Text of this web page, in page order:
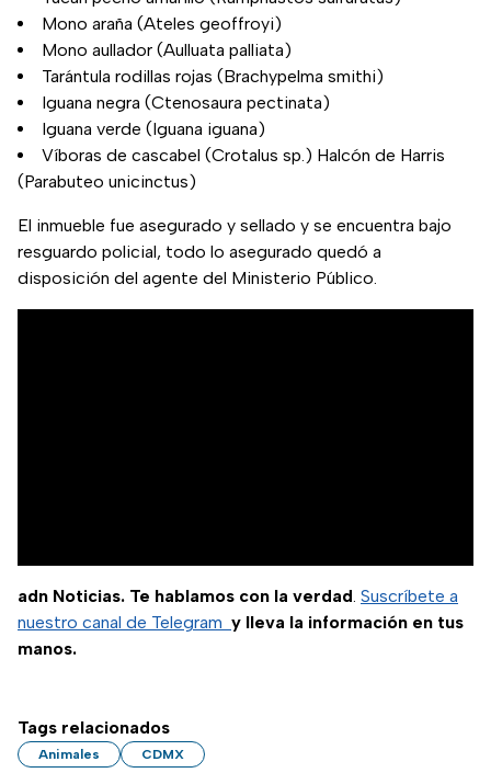
Mono araña (Ateles geoffroyi)
Mono aullador (Aulluata palliata)
Tarántula rodillas rojas (Brachypelma smithi)
Iguana negra (Ctenosaura pectinata)
Iguana verde (Iguana iguana)
Víboras de cascabel (Crotalus sp.) Halcón de Harris
(Parabuteo unicinctus)
El inmueble fue asegurado y sellado y se encuentra bajo
resguardo policial, todo lo asegurado quedó a
disposición del agente del Ministerio Público.
adn Noticias. Te hablamos con la verdad. Suscríbete a
nuestro canal de Telegram y lleva la información en tus
manos.
Tags relacionados
Animales CDMX